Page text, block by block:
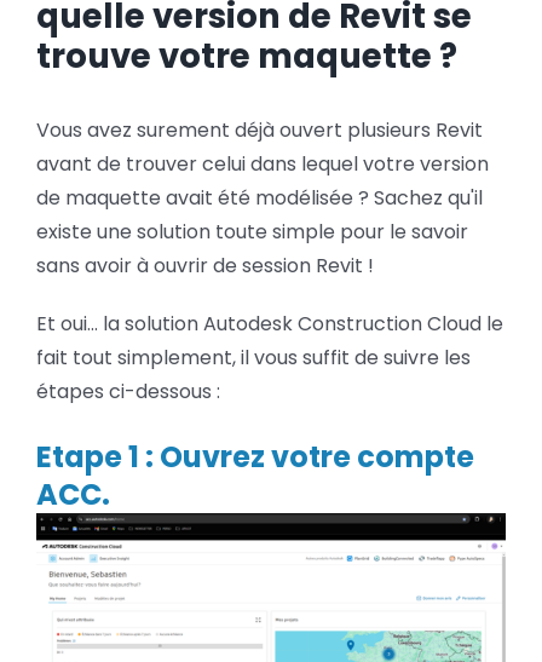
BLOG
Rechercher:
quelle version de Revit se
trouve votre maquette ?
Vous avez surement déjà ouvert plusieurs Revit
avant de trouver celui dans lequel votre version
de maquette avait été modélisée ? Sachez qu'il
existe une solution toute simple pour le savoir
sans avoir à ouvrir de session Revit !
Et oui... la solution Autodesk Construction Cloud le
fait tout simplement, il vous suffit de suivre les
étapes ci-dessous :
Etape 1 : Ouvrez votre compte
ACC.